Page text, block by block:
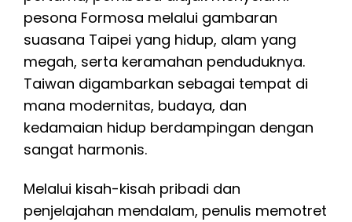
pesona Formosa melalui gambaran
suasana Taipei yang hidup, alam yang
megah, serta keramahan penduduknya.
Taiwan digambarkan sebagai tempat di
mana modernitas, budaya, dan
kedamaian hidup berdampingan dengan
sangat harmonis.
Melalui kisah-kisah pribadi dan
penjelajahan mendalam, penulis memotret